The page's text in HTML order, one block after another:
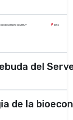
de desembre de 2009 Torà
del
de la